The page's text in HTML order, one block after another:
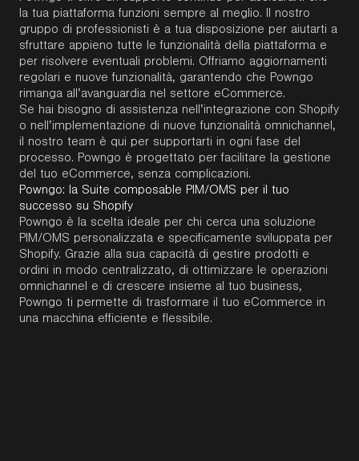
la tua piattaforma funzioni sempre al meglio. Il nostro
gruppo di professionisti è a tua disposizione per aiutarti a
sfruttare appieno tutte le funzionalità della piattaforma e
per risolvere eventuali problemi. Offriamo aggiornamenti
regolari e nuove funzionalità, garantendo che Powngo
rimanga all’avanguardia nel settore eCommerce.
Se hai bisogno di assistenza nell’integrazione con Shopify
o nell’implementazione di nuove funzionalità omnichannel,
il nostro team è qui per supportarti in ogni fase del
processo. Powngo è progettato per facilitare la gestione
del tuo eCommerce, senza complicazioni.
Powngo: la Suite composable PIM/OMS per il tuo
successo su Shopify
Powngo è la scelta ideale per chi cerca una soluzione
PIM/OMS personalizzata e specificamente sviluppata per
Shopify. Grazie alla sua capacità di gestire prodotti e
ordini in modo centralizzato, di ottimizzare le operazioni
omnichannel e di crescere insieme al tuo business,
Powngo ti permette di trasformare il tuo eCommerce in
una macchina efficiente e flessibile.